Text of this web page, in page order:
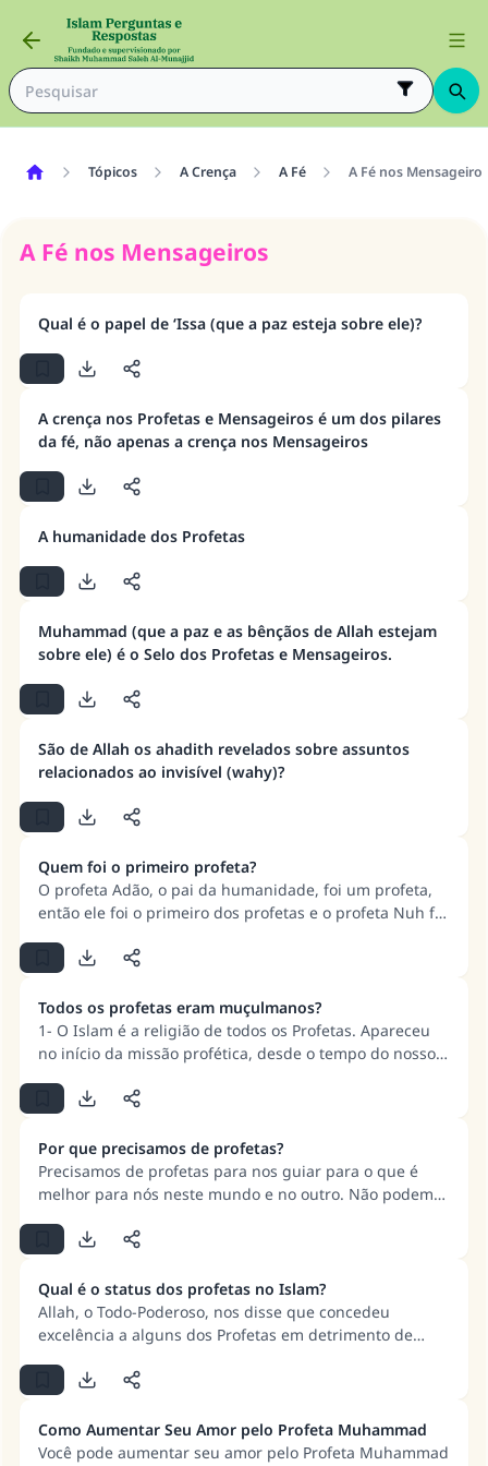
Tópicos A Crença A Fé A Fé nos Mensageiros
A Fé nos Mensageiros
Qual é o papel de ‘Issa (que a paz esteja sobre ele)?
A crença nos Profetas e Mensageiros é um dos pilares
da fé, não apenas a crença nos Mensageiros
A humanidade dos Profetas
Muhammad (que a paz e as bênçãos de Allah estejam
sobre ele) é o Selo dos Profetas e Mensageiros.
São de Allah os ahadith revelados sobre assuntos
relacionados ao invisível (wahy)?
Quem foi o primeiro profeta?
O profeta Adão, o pai da humanidade, foi um profeta,
então ele foi o primeiro dos profetas e o profeta Nuh foi
Todos os profetas eram muçulmanos?
1- O Islam é a religião de todos os Profetas. Apareceu
no início da missão profética, desde o tempo do nosso
(submissão a Allah) em termos de crenças e regras
anteriores eram todos muçulmanos num sentido geral,
e entrarão no Paraíso em virtude do seu Islam.
Por que precisamos de profetas?
Precisamos de profetas para nos guiar para o que é
melhor para nós neste mundo e no outro. Não podemos
menos que sigamos a mensagem. Não podemos ser
menos que sigamos a mensagem.
Qual é o status dos profetas no Islam?
Allah, o Todo-Poderoso, nos disse que concedeu
excelência a alguns dos Profetas em detrimento de
Mensageiros são superiores aos Profetas e que os
Mensageiros e Profetas são cinco: Muhammad, Nuh,
Ibrahim, Mussa e ‘Issa (que a paz e as bênçãos de Allah
Como Aumentar Seu Amor pelo Profeta Muhammad
Você pode aumentar seu amor pelo Profeta Muhammad
A resposta n° 110845 salvou um
casamento.
Ajude-nos a responder à Ummah
O Profeta ﷺ disse,
"Quem quer que incentive outros a fazer o
que é bom receberá a mesma recompensa
CONTRIBUIR